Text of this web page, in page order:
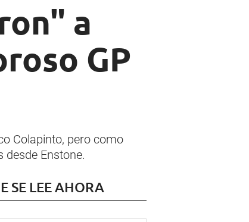
a
GP
Colapinto, pero como
Enstone.
SE LEE AHORA